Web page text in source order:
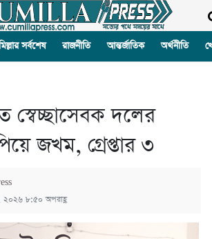
সর্বশেষ রাজনীতি আন্তর্জাতিক অর্থনীতি
স্বেচ্ছাসেবক দলের
জখম, গ্রেপ্তার ৩
২০২৬ ৮:৫০ অপরাহ্ণ